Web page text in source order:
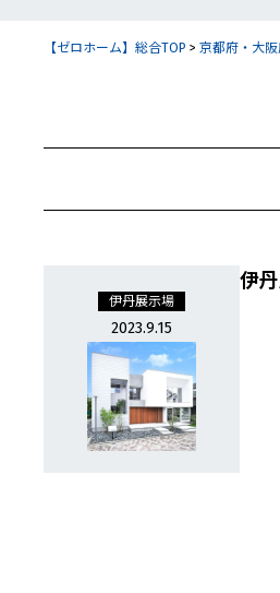
【ゼロホーム】総合TOP > 京都府・大
伊丹展示場
2023.9.15
伊